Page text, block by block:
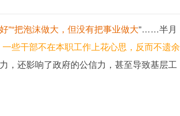
”“把泡沫做大，但没有把事业做大”……半月
一些干部不在本职工作上花心思，反而不遗余
，还影响了政府的公信力，甚至导致基层工